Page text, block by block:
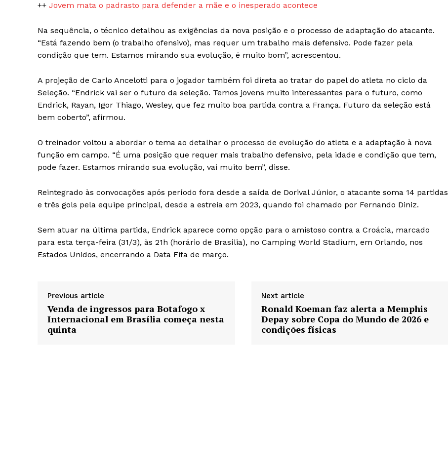
++ Jovem mata o padrasto para defender a mãe e o inesperado acontece
Na sequência, o técnico detalhou as exigências da nova posição e o processo de adaptação do atacante.
“Está fazendo bem (o trabalho ofensivo), mas requer um trabalho mais defensivo. Pode fazer pela
condição que tem. Estamos mirando sua evolução, é muito bom”, acrescentou.
A projeção de Carlo Ancelotti para o jogador também foi direta ao tratar do papel do atleta no ciclo da
Seleção. “Endrick vai ser o futuro da seleção. Temos jovens muito interessantes para o futuro, como
Endrick, Rayan, Igor Thiago, Wesley, que fez muito boa partida contra a França. Futuro da seleção está
bem coberto”, afirmou.
O treinador voltou a abordar o tema ao detalhar o processo de evolução do atleta e a adaptação à nova
função em campo. “É uma posição que requer mais trabalho defensivo, pela idade e condição que tem,
pode fazer. Estamos mirando sua evolução, vai muito bem”, disse.
Reintegrado às convocações após período fora desde a saída de Dorival Júnior, o atacante soma 14 partidas
e três gols pela equipe principal, desde a estreia em 2023, quando foi chamado por Fernando Diniz.
Sem atuar na última partida, Endrick aparece como opção para o amistoso contra a Croácia, marcado
para esta terça-feira (31/3), às 21h (horário de Brasília), no Camping World Stadium, em Orlando, nos
Estados Unidos, encerrando a Data Fifa de março.
Previous article
Venda de ingressos para Botafogo x
Internacional em Brasília começa nesta
quinta
Next article
Ronald Koeman faz alerta a Memphis
Depay sobre Copa do Mundo de 2026 e
condições físicas